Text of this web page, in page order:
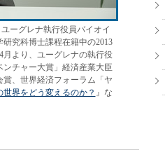
ーグレナ執行役員バイオイ
究科博士課程在籍中の2013
月より、ユーグレナの執行役
チャー大賞」経済産業大臣
、世界経済フォーラム「ヤ
界をどう変えるのか？ 』な